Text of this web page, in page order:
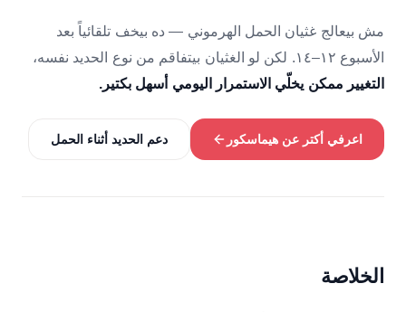
مش بيعالج غثيان الحمل الهرموني — ده بيخف تلقائياً بعد
الأسبوع ١٢–١٤. لكن لو الغثيان بيتفاقم من نوع الحديد نفسه،
التغيير ممكن يخلّي الاستمرار اليومي أسهل بكتير.
اعرفي أكتر عن هيماسكور دعم الحديد أثناء الحمل
الخلاصة